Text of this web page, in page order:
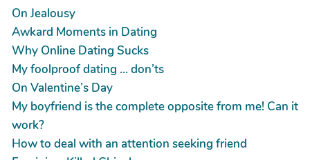
On Jealousy
Awkard Moments in Dating
Why Online Dating Sucks
My foolproof dating … don’ts
On Valentine’s Day
My boyfriend is the complete opposite from me! Can it
work?
How to deal with an attention seeking friend